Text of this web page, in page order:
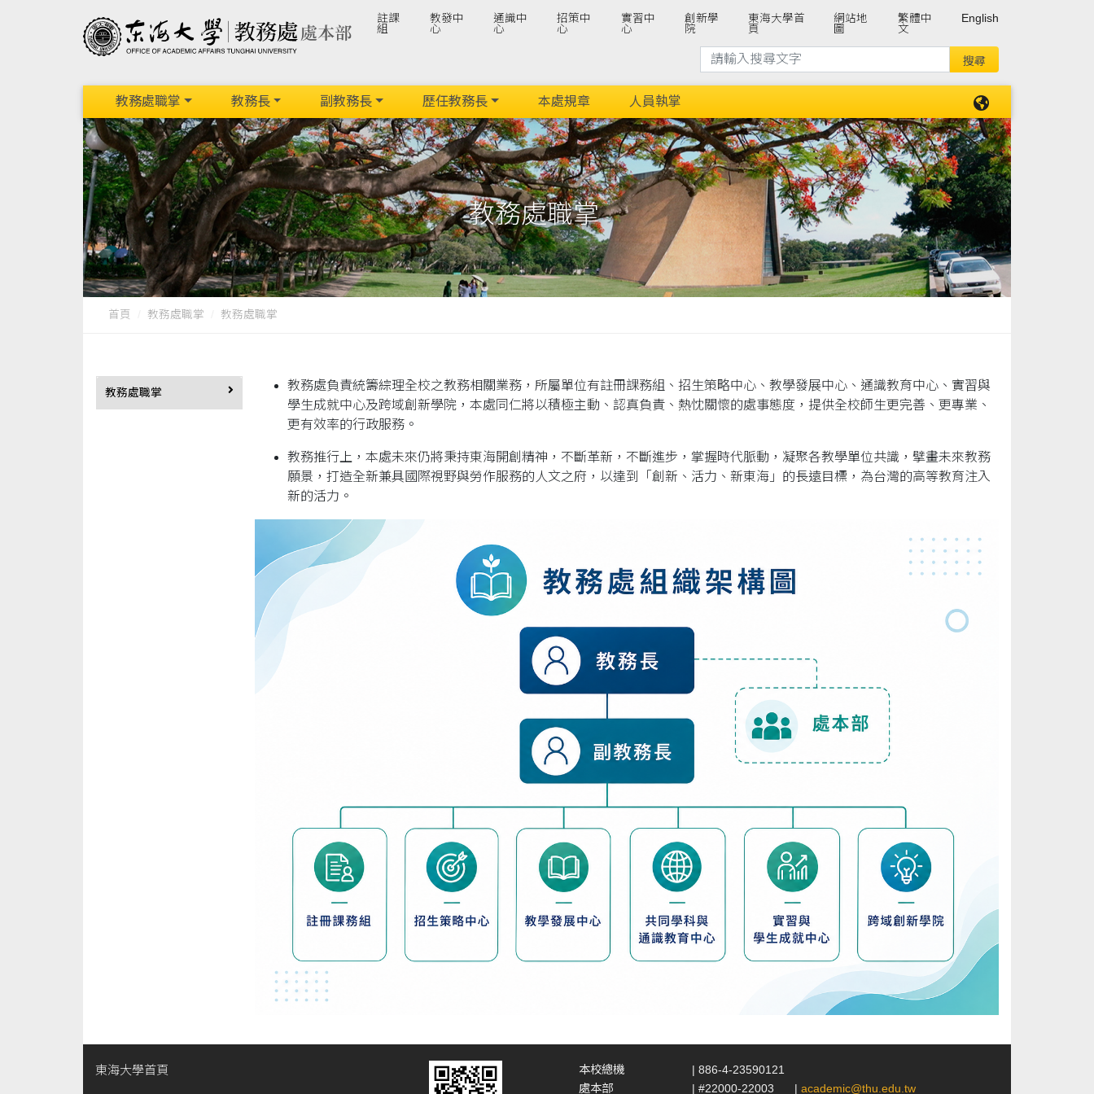
註課
組
教發中
心
通識中
心
招策中
心
實習中
心
創新學
院
東海大學首
頁
網站地
圖
繁體中
文
English
教務處職掌 教務長 副教務長 歷任教務長 本處規章 人員執掌
教務處職掌
首頁 教務處職掌 教務處職掌
教務處職掌
教務處負責統籌綜理全校之教務相關業務，所屬單位有註冊課務組、招生策略中心、教學發展中心、通識教育中心、實習與
學生成就中心及跨域創新學院，本處同仁將以積極主動、認真負責、熱忱關懷的處事態度，提供全校師生更完善、更專業、
更有效率的行政服務。
教務推行上，本處未來仍將秉持東海開創精神，不斷革新，不斷進步，掌握時代脈動，凝聚各教學單位共識，擘畫未來教務
願景，打造全新兼具國際視野與勞作服務的人文之府，以達到「創新、活力、新東海」的長遠目標，為台灣的高等教育注入
新的活力。
東海大學首頁 本校總機
| 886-4-23590121
處本部
| #22000-22003 | academic@thu.edu.tw